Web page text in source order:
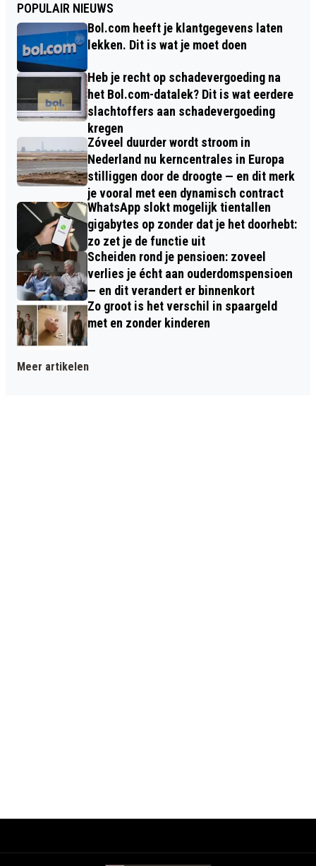
POPULAIR NIEUWS
Bol.com heeft je klantgegevens laten
lekken. Dit is wat je moet doen
Heb je recht op schadevergoeding na
het Bol.com-datalek? Dit is wat eerdere
slachtoffers aan schadevergoeding
kregen
Zóveel duurder wordt stroom in
Nederland nu kerncentrales in Europa
stilliggen door de droogte — en dit merk
je vooral met een dynamisch contract
WhatsApp slokt mogelijk tientallen
gigabytes op zonder dat je het doorhebt:
zo zet je de functie uit
Scheiden rond je pensioen: zoveel
verlies je écht aan ouderdomspensioen
— en dit verandert er binnenkort
Zo groot is het verschil in spaargeld
met en zonder kinderen
Meer artikelen